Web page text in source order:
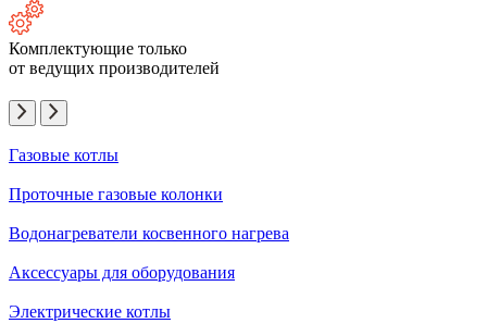
Комплектующие только
от ведущих производителей
Газовые котлы
Проточные газовые колонки
Водонагреватели косвенного нагрева
Аксессуары для оборудования
Электрические котлы